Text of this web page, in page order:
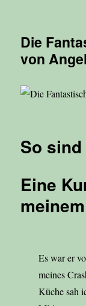
Die
von
So
Eine
Es war er
meines
Küche sah